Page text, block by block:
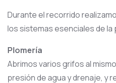
Durante el recorrido
los sistemas esenciales de la
Plomería
Abrimos varios grifos al
presión de agua y drenaje, y